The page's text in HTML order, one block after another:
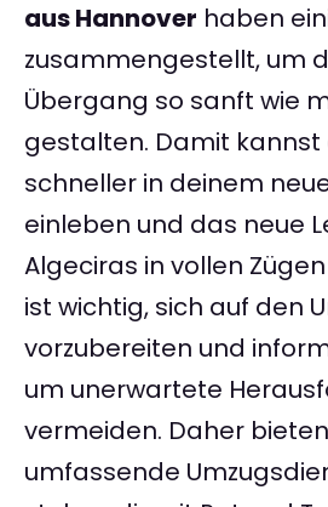
aus Hannover haben
zusammengestellt, um
Übergang so sanft wie
gestalten. Damit kannst
schneller in deinem
einleben und das neue
Algeciras in vollen
ist wichtig, sich auf den
vorzubereiten und
um unerwartete
vermeiden. Daher
umfassende